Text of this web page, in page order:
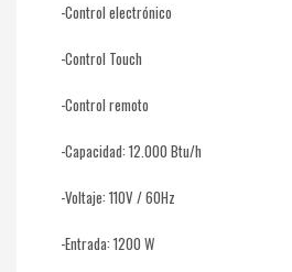
-Control electrónico
-Control Touch
-Control remoto
-Capacidad: 12.000 Btu/h
-Voltaje: 110V / 60Hz
-Entrada: 1200 W